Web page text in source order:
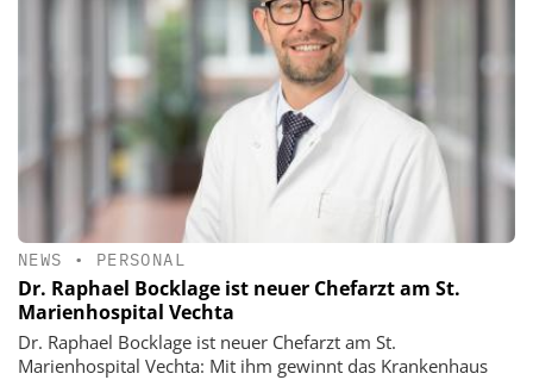
NEWS • PERSONAL
Dr. Raphael Bocklage ist neuer Chefarzt am St.
Marienhospital Vechta
Dr. Raphael Bocklage ist neuer Chefarzt am St.
Marienhospital Vechta: Mit ihm gewinnt das Krankenhaus